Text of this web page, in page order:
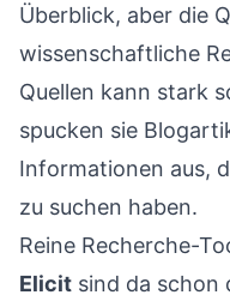
Überblick, aber die
wissenschaftliche
Quellen kann stark
spucken sie
Informationen aus,
zu suchen haben.
Reine Recherche-
Elicit sind da schon